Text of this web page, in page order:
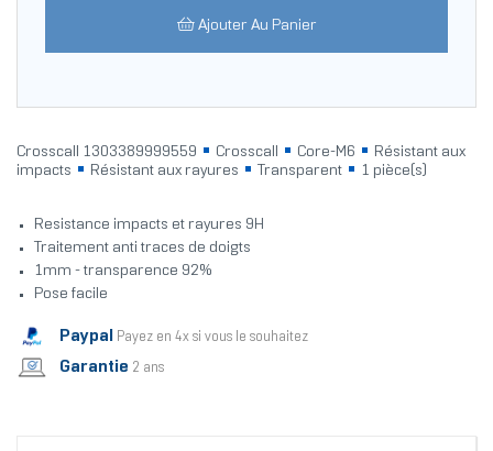
Ajouter Au Panier
Crosscall 1303389999559 Crosscall Core-M6
Résistant aux
impacts
Résistant aux rayures Transparent 1 pièce(s)
Resistance impacts et rayures 9H
Traitement anti traces de doigts
1mm - transparence 92%
Pose facile
Paypal Payez en 4x si vous le souhaitez
Garantie 2 ans